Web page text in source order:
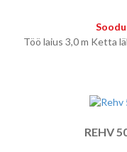
Töö laius 3,0 m Ketta
REHV